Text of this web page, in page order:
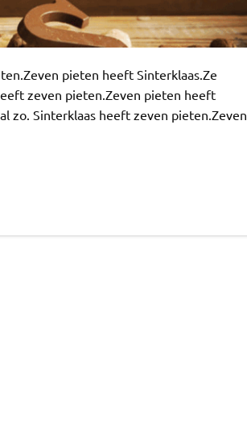
pieten heeft Sinterklaas.Ze
zeven pieten.Zeven pieten heeft
zo. Sinterklaas heeft zeven pieten.Zeven